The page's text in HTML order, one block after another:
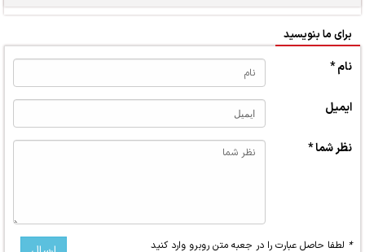
برای ما بنویسید
نام *
ایمیل
نظر شما *
* لطفا حاصل عبارت را در جعبه متن روبرو وارد کنید